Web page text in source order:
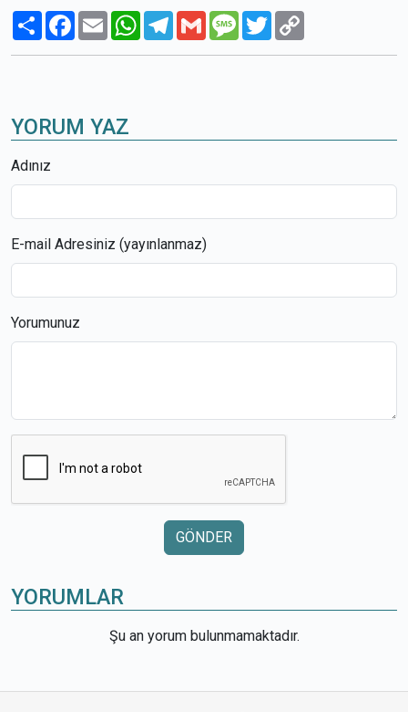
PaylaşFacebook
Email WhatsAppTelegram
Gmail Message
Twitter
YORUM YAZ
Adınız
E-mail Adresiniz (yayınlanmaz)
Yorumunuz
GÖNDER
YORUMLAR
Şu an yorum bulunmamaktadır.